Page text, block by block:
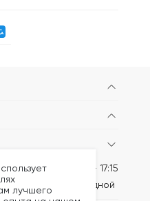
Пн-Пт: 8:30 - 17:15
Сб-вс: выходной
лучшего